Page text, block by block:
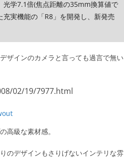
光学7.1倍(焦点距離の35mm換算値で
実機能の「R8」を開発し、新発売
ザインのカメラと言っても過言で無い
高級な素材感。
のデザインもさりげないインテリな雰